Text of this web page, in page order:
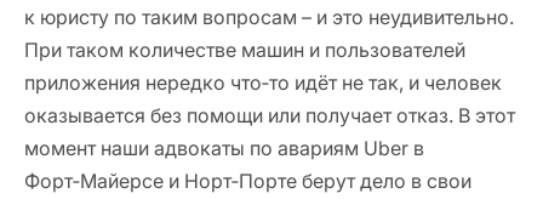
к юристу по таким вопросам – и это неудивительно.
При таком количестве машин и пользователей
приложения нередко что‑то идёт не так, и человек
оказывается без помощи или получает отказ. В этот
момент наши адвокаты по авариям Uber в
Форт‑Майерсе и Норт‑Порте берут дело в свои